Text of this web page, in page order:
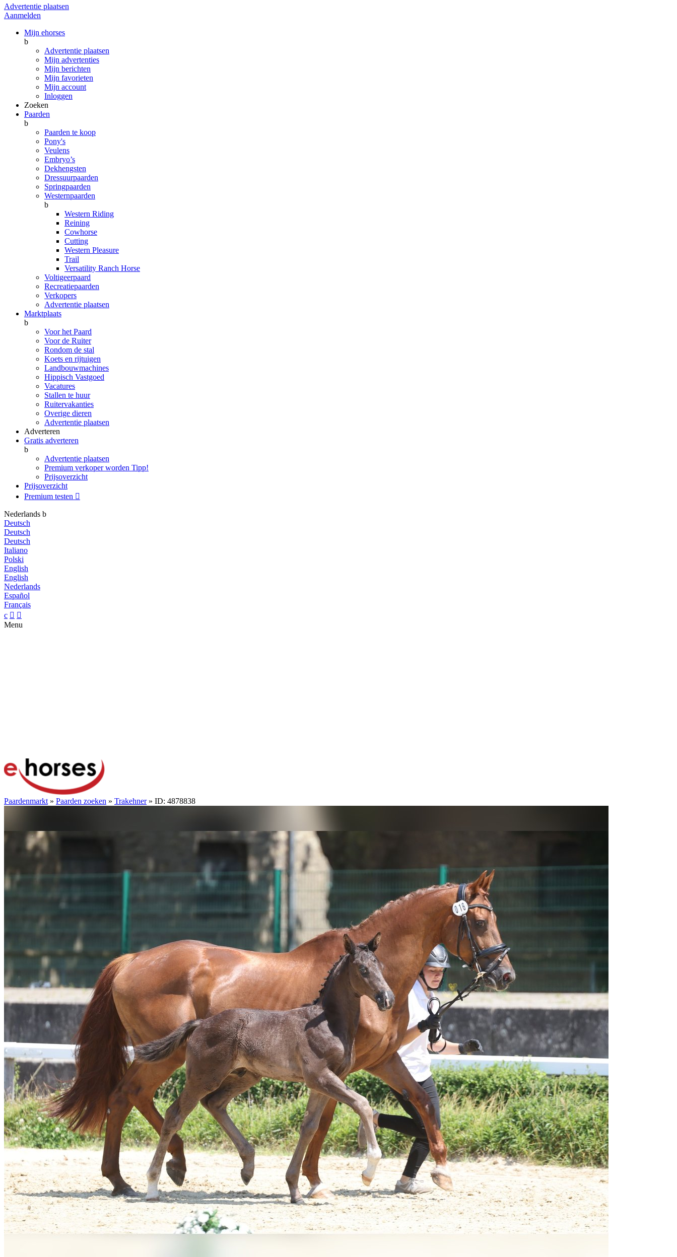
Advertentie plaatsen
Aanmelden
Mijn ehorses
b
Advertentie plaatsen
Mijn advertenties
Mijn berichten
Mijn favorieten
Mijn account
Inloggen
Zoeken
Paarden
b
Paarden te koop
Pony's
Veulens
Embryo’s
Dekhengsten
Dressuurpaarden
Springpaarden
Westernpaarden
b
Western Riding
Reining
Cowhorse
Cutting
Western Pleasure
Trail
Versatility Ranch Horse
Voltigeerpaard
Recreatiepaarden
Verkopers
Advertentie plaatsen
Marktplaats
b
Voor het Paard
Voor de Ruiter
Rondom de stal
Koets en rijtuigen
Landbouwmachines
Hippisch Vastgoed
Vacatures
Stallen te huur
Ruitervakanties
Overige dieren
Advertentie plaatsen
Adverteren
Gratis adverteren
b
Advertentie plaatsen
Premium verkoper worden Tipp!
Prijsoverzicht
Prijsoverzicht
Premium testen 
Nederlands b
Deutsch
Deutsch
Deutsch
Italiano
Polski
English
English
Nederlands
Español
Français
c  
Menu
Paardenmarkt » Paarden zoeken » Trakehner» ID: 4878838